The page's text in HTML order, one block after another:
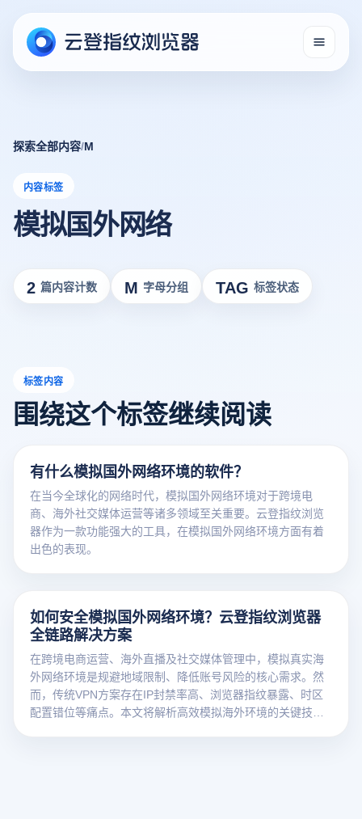
探索全部内容/M
内容标签
模拟国外网络
2 篇内容计数 M 字母分组 TAG 标签状态
标签内容
围绕这个标签继续阅读
有什么模拟国外网络环境的软件？
在当今全球化的网络时代，模拟国外网络环境对于跨境电
商、海外社交媒体运营等诸多领域至关重要。云登指纹浏览
器作为一款功能强大的工具，在模拟国外网络环境方面有着
出色的表现。
如何安全模拟国外网络环境？云登指纹浏览器
全链路解决方案
在跨境电商运营、海外直播及社交媒体管理中，模拟真实海
外网络环境是规避地域限制、降低账号风险的核心需求。然
而，传统VPN方案存在IP封禁率高、浏览器指纹暴露、时区
配置错位等痛点。本文将解析高效模拟海外环境的关键技